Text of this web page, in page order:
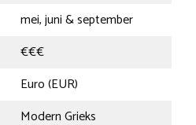
mei, juni & september
€€€
Euro (EUR)
Modern Grieks